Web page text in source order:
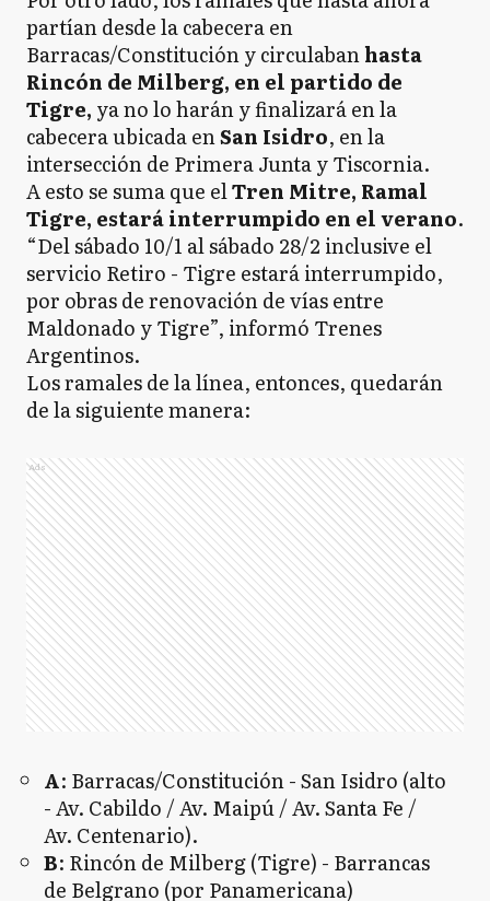
partían desde la cabecera en
Barracas/Constitución y circulabanhasta
Rincón de Milberg, en el partido de
Tigre, ya no lo harán y finalizará en la
cabecera ubicada enSan Isidro, en la
intersección de Primera Junta y Tiscornia.
A esto se suma que elTren Mitre, Ramal
Tigre, estará interrumpido en el verano.
“Del sábado 10/1 al sábado 28/2 inclusive el
servicio Retiro - Tigre estará interrumpido,
por obras de renovación de vías entre
Maldonado y Tigre”, informó Trenes
Argentinos.
Los ramales de la línea, entonces, quedarán
de la siguiente manera:
Ads
A: Barracas/Constitución - San Isidro (alto
- Av. Cabildo / Av. Maipú / Av. Santa Fe /
Av. Centenario).
B: Rincón de Milberg (Tigre) - Barrancas
de Belgrano (por Panamericana)